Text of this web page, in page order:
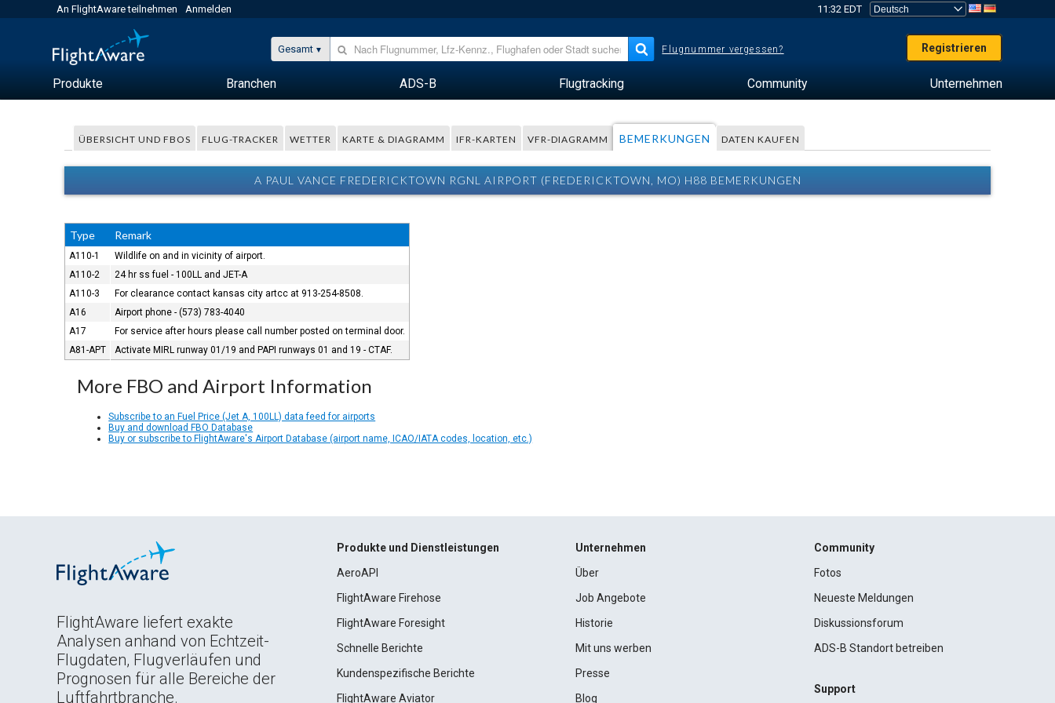
An FlightAware teilnehmen Anmelden 11:32 EDT
Gesamt Flugnummer vergessen? Registrieren
Produkte Branchen ADS-B Flugtracking Community Unternehmen
ÜBERSICHT UND FBOS FLUG-TRACKER WETTER KARTE & DIAGRAMM IFR-KARTEN VFR-DIAGRAMM BEMERKUNGEN DATEN KAUFEN
A PAUL VANCE FREDERICKTOWN RGNL AIRPORT (FREDERICKTOWN, MO) H88 BEMERKUNGEN
Type Remark
A110-1
Wildlife on and in vicinity of airport.
A110-2
24 hr ss fuel - 100LL and JET-A
A110-3
For clearance contact kansas city artcc at 913-254-8508.
A16
Airport phone - (573) 783-4040
A17
For service after hours please call number posted on terminal door.
A81-APT
Activate MIRL runway 01/19 and PAPI runways 01 and 19 - CTAF.
More FBO and Airport Information
Subscribe to an Fuel Price (Jet A, 100LL) data feed for airports
Buy and download FBO Database
Buy or subscribe to FlightAware's Airport Database (airport name, ICAO/IATA codes, location, etc.)
FlightAware liefert exakte
Analysen anhand von Echtzeit-
Flugdaten, Flugverläufen und
Prognosen für alle Bereiche der
Luftfahrtbranche.
Produkte und Dienstleistungen
AeroAPI
FlightAware Firehose
FlightAware Foresight
Schnelle Berichte
Kundenspezifische Berichte
FlightAware Aviator
Unternehmen
Über
Job Angebote
Historie
Mit uns werben
Presse
Blog
Community
Fotos
Neueste Meldungen
Diskussionsforum
ADS-B Standort betreiben
Support